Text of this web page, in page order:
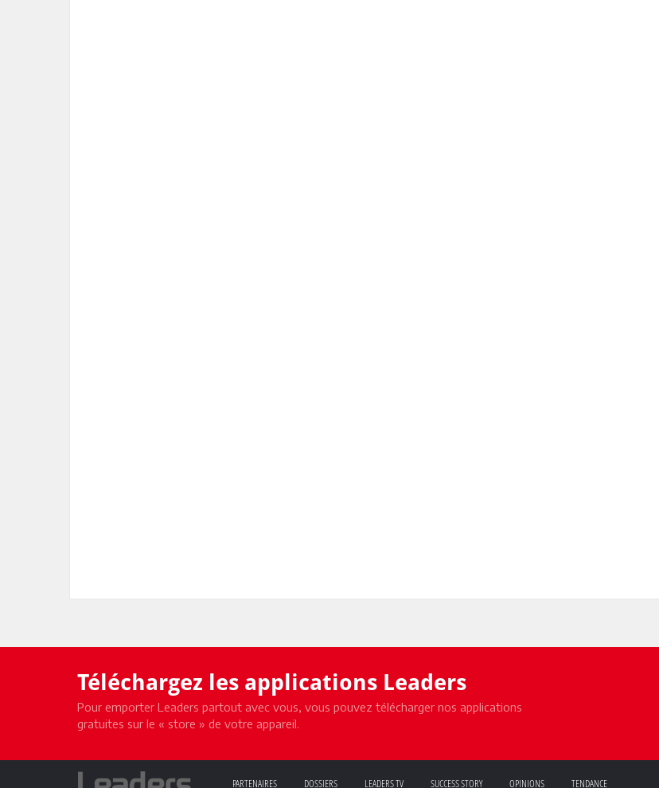
Téléchargez les applications Leaders
Pour emporter Leaders partout avec vous, vous pouvez télécharger nos applications
gratuites sur le « store » de votre appareil.
PARTENAIRES DOSSIERS LEADERS TV SUCCESS STORY OPINIONS TENDANCE